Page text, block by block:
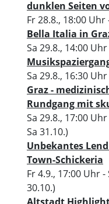
dunklen Seiten
Fr 28.8., 18:00 Uhr
Bella Italia in
Sa 29.8., 14:00 Uhr
Sa 29.8., 16:30 Uhr
Graz -
Rundgang mit
Sa 29.8., 17:00 Uhr
Sa 31.10.)
Unbekantes
Town-Schickeria
Fr 4.9., 17:00 Uhr-
30.10.)